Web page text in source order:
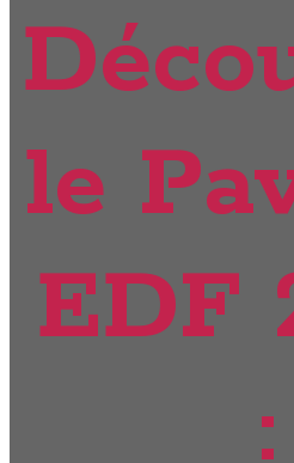
le
EDF
: